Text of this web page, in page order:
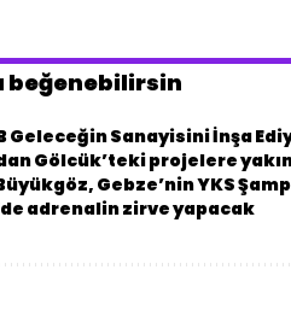
beğenebilirsin
Geleceğin Sanayisini İnşa
Gölcük’teki projelere
Gebze’nin YKS
adrenalin zirve yapacak